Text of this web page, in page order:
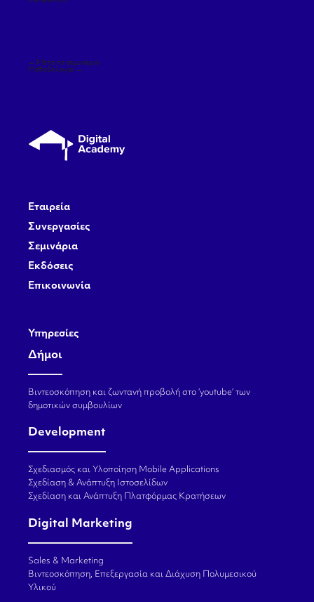
Πλοήγηση
άρθρων
← Μετά το σεμινάριο
Μεθοδολογία →
Εταιρεία
Συνεργασίες
Σεμινάρια
Εκδόσεις
Επικοινωνία
Υπηρεσίες
Δήμοι
Βιντεοσκόπηση και ζωντανή προβολή στο ‘youtube’ των
δημοτικών συμβουλίων
Development
Σχεδιασμός και Υλοποίηση Mobile Applications
Σχεδίαση & Ανάπτυξη Ιστοσελίδων
Σχεδίαση και Ανάπτυξη Πλατφόρμας Κρατήσεων
Digital Marketing
Sales & Marketing
Βιντεοσκόπηση, Επεξεργασία και Διάχυση Πολυμεσικού
Υλικού